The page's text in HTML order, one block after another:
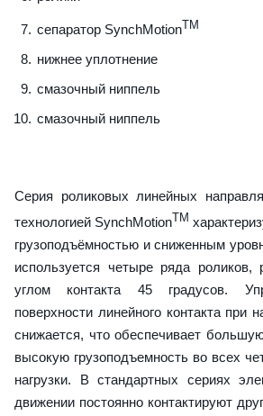
сепаратор SynchMotion TM
нижнее уплотнение
смазочный ниппель
смазочный ниппель
Серия роликовых линейных
технологией SynchMotion TM
грузоподъёмностью и сниженным
используется четыре ряда роликов,
углом контакта 45 градусов.
поверхности линейного контакта при
снижается, что обеспечивает
высокую грузоподъемность во всех
нагрузки. В стандартных сериях
движении постоянно контактируют